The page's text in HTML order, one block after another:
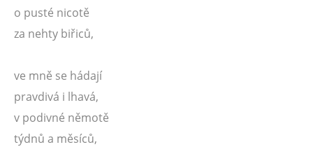
o pusté nicotě
za nehty biřiců,
ve mně se hádají
pravdivá i lhavá,
v podivné němotě
týdnů a měsíců,